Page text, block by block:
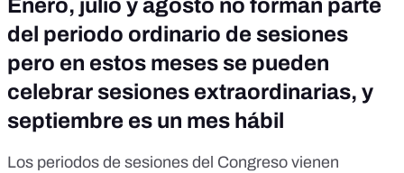
Enero, julio y agosto no forman parte
del periodo ordinario de sesiones
pero en estos meses se pueden
celebrar sesiones extraordinarias, y
septiembre es un mes hábil
Los periodos de sesiones del Congreso vienen